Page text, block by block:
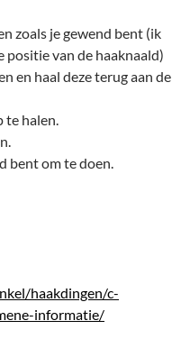
zoals je gewend bent (ik
positie van de haaknaald)
en haal deze terug aan de
te halen.
bent om te doen.
haakdingen/c-
informatie/